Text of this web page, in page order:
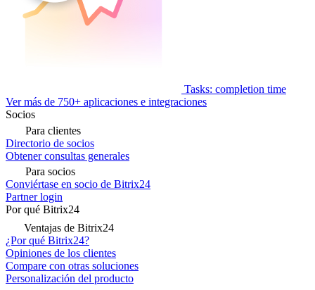
Tasks: completion time
Ver más de 750+ aplicaciones e integraciones
Socios
Para clientes
Directorio de socios
Obtener consultas generales
Para socios
Conviértase en socio de Bitrix24
Partner login
Por qué Bitrix24
Ventajas de Bitrix24
¿Por qué Bitrix24?
Opiniones de los clientes
Compare con otras soluciones
Personalización del producto